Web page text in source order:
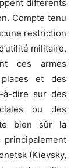
différents
Compte tenu
restriction
militaire,
ces armes
et des
à-dire sur des
ou des
bien sûr la
(Kievsky,